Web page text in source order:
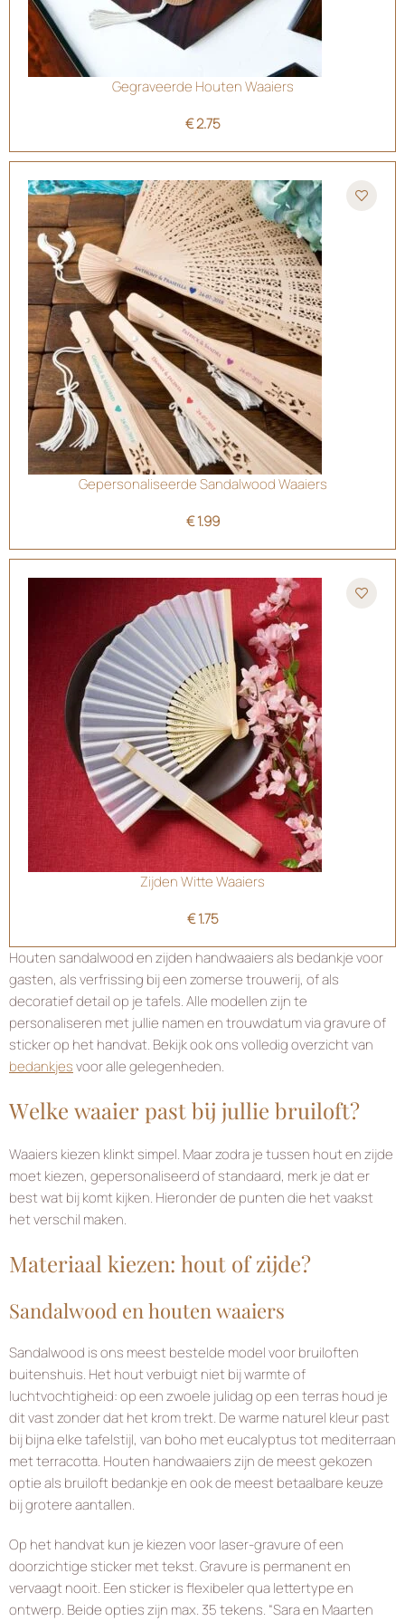
Gegraveerde Houten Waaiers
€2.75
Gepersonaliseerde Sandalwood Waaiers
€1.99
Zijden Witte Waaiers
€1.75
Houten sandalwood en zijden handwaaiers als bedankje voor
gasten, als verfrissing bij een zomerse trouwerij, of als
decoratief detail op je tafels. Alle modellen zijn te
personaliseren met jullie namen en trouwdatum via gravure of
sticker op het handvat. Bekijk ook ons volledig overzicht van
bedankjesvoor alle gelegenheden.
Welke waaier past bij jullie bruiloft?
Waaiers kiezen klinkt simpel. Maar zodra je tussen hout en zijde
moet kiezen, gepersonaliseerd of standaard, merk je dat er
best wat bij komt kijken. Hieronder de punten die het vaakst
het verschil maken.
Materiaal kiezen: hout of zijde?
Sandalwood en houten waaiers
Sandalwood is ons meest bestelde model voor bruiloften
buitenshuis. Het hout verbuigt niet bij warmte of
luchtvochtigheid: op een zwoele julidag op een terras houd je
dit vast zonder dat het krom trekt. De warme naturel kleur past
bij bijna elke tafelstijl, van boho met eucalyptus tot mediterraan
met terracotta. Houten handwaaiers zijn de meest gekozen
optie als bruiloft bedankje en ook de meest betaalbare keuze
bij grotere aantallen.
Op het handvat kun je kiezen voor laser-gravure of een
doorzichtige sticker met tekst. Gravure is permanent en
vervaagt nooit. Een sticker is flexibeler qua lettertype en
ontwerp. Beide opties zijn max. 35 tekens. “Sara en Maarten